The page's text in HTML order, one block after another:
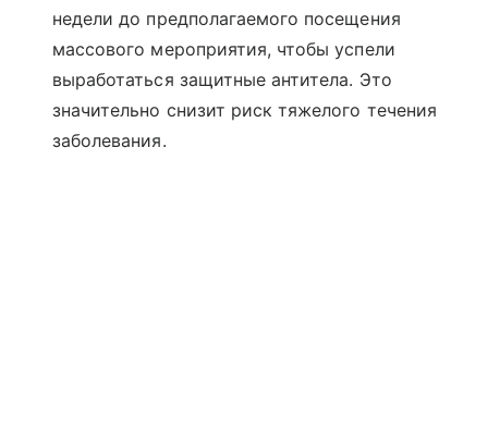
недели до предполагаемого посещения
массового мероприятия, чтобы успели
выработаться защитные антитела. Это
значительно снизит риск тяжелого течения
заболевания.